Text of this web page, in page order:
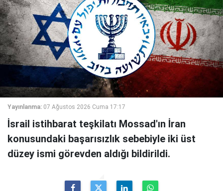
Yayınlanma: 07 Ağustos 2026 Cuma 17:17
İsrail istihbarat teşkilatı Mossad'ın İran
konusundaki başarısızlık sebebiyle iki üst
düzey ismi görevden aldığı bildirildi.